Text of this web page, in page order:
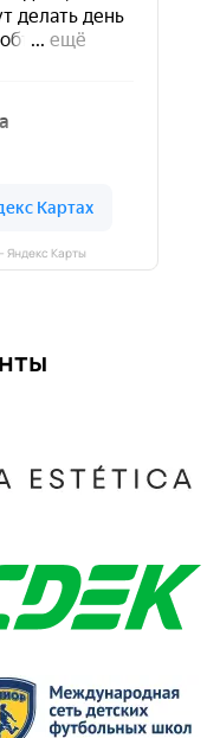
Яндекс Карты